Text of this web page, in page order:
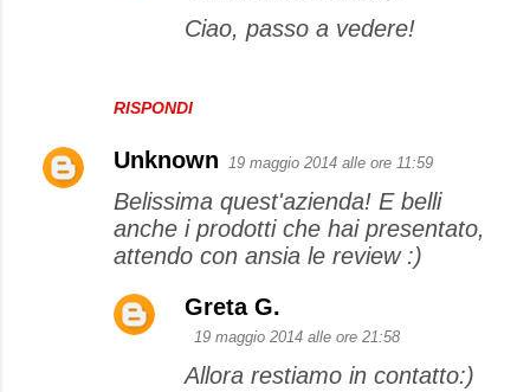
RISPONDI
Ciao, passo a vedere!
Unknown 19 maggio 2014 alle ore 11:59
Belissima quest'azienda! E belli
anche i prodotti che hai presentato,
attendo con ansia le review :)
Greta G.
19 maggio 2014 alle ore 21:58
Allora restiamo in contatto:)